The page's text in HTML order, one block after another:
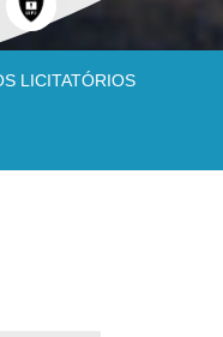
LICITATÓRIOS